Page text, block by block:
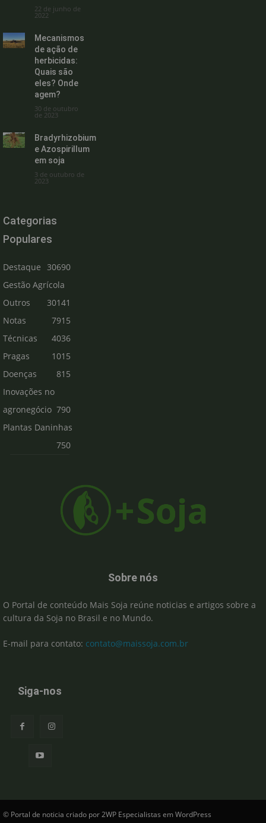
22 de junho de
2022
Mecanismos
de ação de
herbicidas:
Quais são
eles? Onde
agem?
30 de outubro
de 2023
Bradyrhizobium
e Azospirillum
em soja
3 de outubro de
2023
Categorias
Populares
Destaque
30690
Gestão Agrícola
30141
Outros
7915
Notas
Técnicas
4036
Pragas
1015
Doenças
815
Inovações no
agronegócio 790
Plantas Daninhas
750
Sobre nós
O Portal de conteúdo Mais Soja reúne noticias e artigos sobre a
cultura da Soja no Brasil e no Mundo.
E-mail para contato: contato@maissoja.com.br
Siga-nos
© Portal de noticia criado por 2WP Especialistas em WordPress